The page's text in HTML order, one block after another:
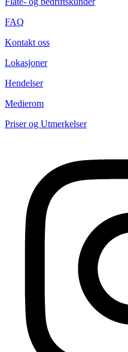
FAQ
Kontakt oss
Lokasjoner
Hendelser
Medierom
Priser og Utmerkelser